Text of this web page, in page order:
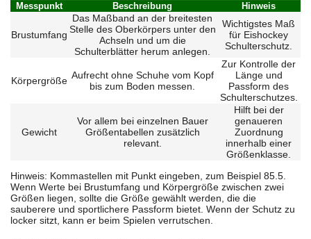
Messpunkt Beschreibung Hinweis
Brustumfang
Das Maßband an der breitesten
Stelle des Oberkörpers unter den
Achseln und um die
Schulterblätter herum anlegen.
Wichtigstes Maß
für Eishockey
Schulterschutz.
Körpergröße Aufrecht ohne Schuhe vom Kopf
bis zum Boden messen.
Zur Kontrolle der
Länge und
Passform des
Schulterschutzes.
Gewicht
Vor allem bei einzelnen Bauer
Größentabellen zusätzlich
relevant.
Hilft bei der
genaueren
Zuordnung
innerhalb einer
Größenklasse.
Hinweis: Kommastellen mit Punkt eingeben, zum Beispiel 85.5.
Wenn Werte bei Brustumfang und Körpergröße zwischen zwei
Größen liegen, sollte die Größe gewählt werden, die die
sauberere und sportlichere Passform bietet. Wenn der Schutz zu
locker sitzt, kann er beim Spielen verrutschen.